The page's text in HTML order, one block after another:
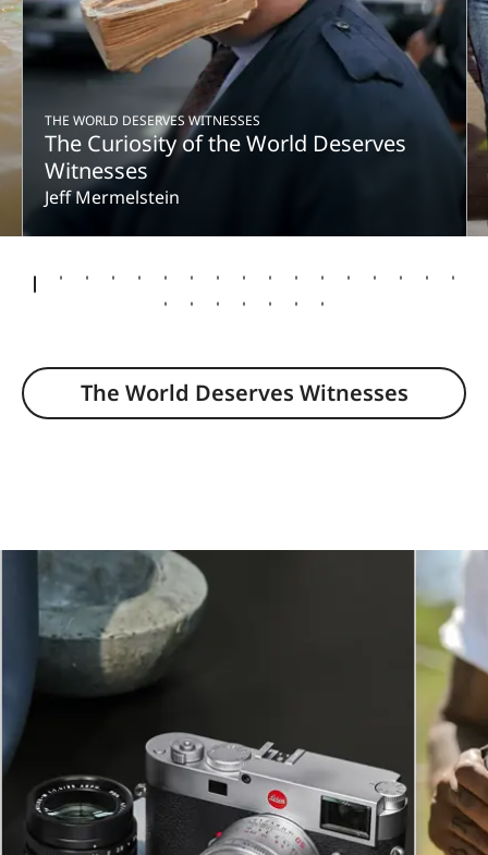
THE WORLD DESERVES WITNESSES
The Curiosity of the World Deserves
Witnesses
Jeff Mermelstein
The World Deserves Witnesses